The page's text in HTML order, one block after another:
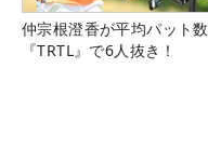
仲宗根澄香が平均パット数
『TRTL』で6人抜き！